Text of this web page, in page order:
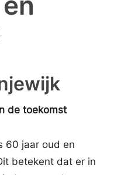
de toekomst
60 jaar oud en
betekent dat er in